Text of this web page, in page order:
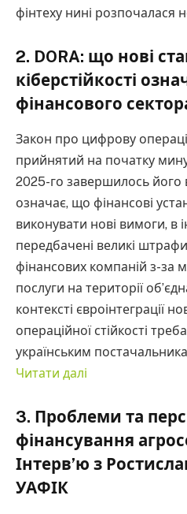
фінтеху нині розпочалася
2. DORA: що нові
кіберстійкості
фінансового
Закон про цифрову
прийнятий на початку
2025-го завершилось
означає, що фінансові
виконувати нові вимоги, в
передбачені великі
фінансових компаній з-за
послуги на території
контексті євроінтеграції
операційної стійкості
українським
Читати далі
3. Проблеми та
фінансування
Інтерв’ю з
УАФІК